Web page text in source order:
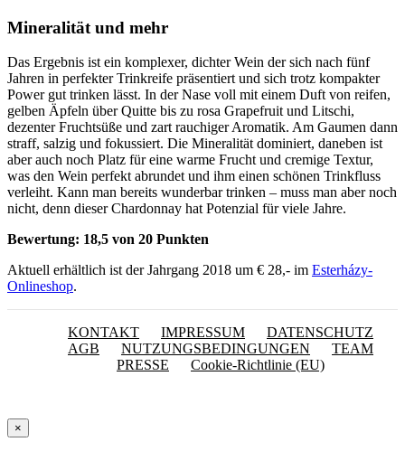
Mineralität und mehr
Das Ergebnis ist ein komplexer, dichter Wein der sich nach fünf
Jahren in perfekter Trinkreife präsentiert und sich trotz kompakter
Power gut trinken lässt. In der Nase voll mit einem Duft von reifen,
gelben Äpfeln über Quitte bis zu rosa Grapefruit und Litschi,
dezenter Fruchtsüße und zart rauchiger Aromatik. Am Gaumen dann
straff, salzig und fokussiert. Die Mineralität dominiert, daneben ist
aber auch noch Platz für eine warme Frucht und cremige Textur,
was den Wein perfekt abrundet und ihm einen schönen Trinkfluss
verleiht. Kann man bereits wunderbar trinken – muss man aber noch
nicht, denn dieser Chardonnay hat Potenzial für viele Jahre.
Bewertung: 18,5 von 20 Punkten
Aktuell erhältlich ist der Jahrgang 2018 um € 28,- im Esterházy-
Onlineshop.
KONTAKT IMPRESSUM
DATENSCHUTZ
AGB
NUTZUNGSBEDINGUNGEN
TEAM
PRESSE
Cookie-Richtlinie (EU)
×